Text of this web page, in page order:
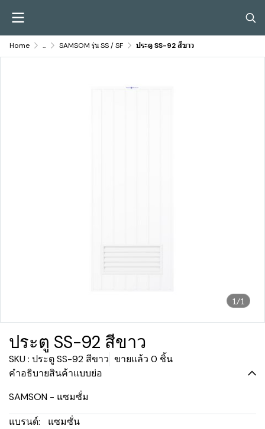
Home ... SAMSOM รุ่น SS / SF ประตู SS-92 สีขาว
1/1
ประตู SS-92 สีขาว
SKU : ประตู SS-92 สีขาว ขายแล้ว 0 ชิ้น
คำอธิบายสินค้าแบบย่อ
SAMSON - แซมซั่ม
แบรนด์:
แซมซั่น